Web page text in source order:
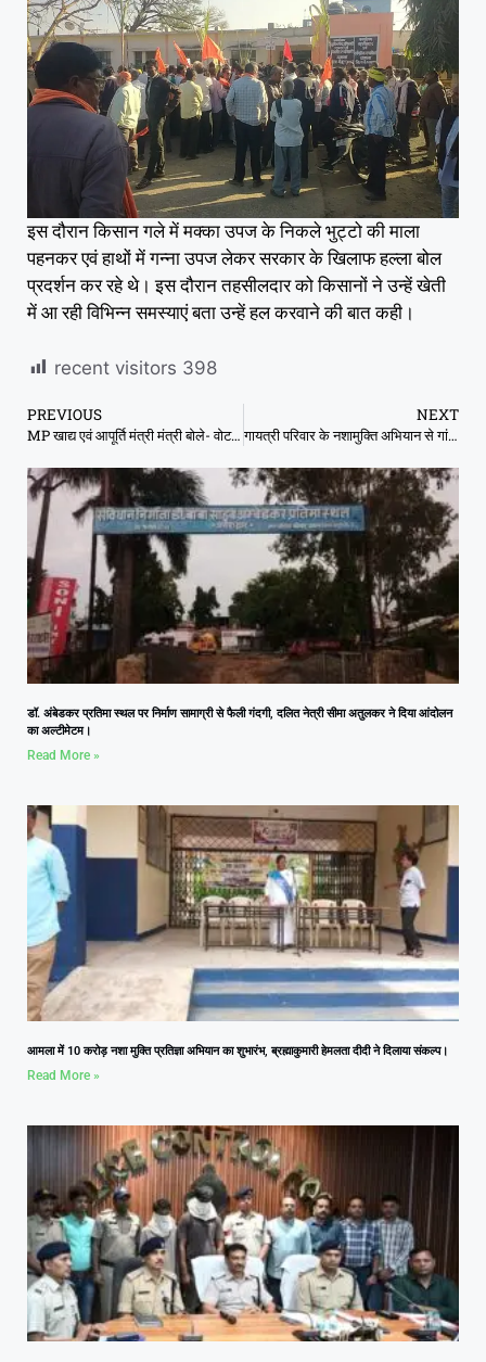
इस दौरान किसान गले में मक्का उपज के निकले भुट्टो की माला
पहनकर एवं हाथों में गन्ना उपज लेकर सरकार के खिलाफ हल्ला बोल
प्रदर्शन कर रहे थे। इस दौरान तहसीलदार को किसानों ने उन्हें खेती
में आ रही विभिन्न समस्याएं बता उन्हें हल करवाने की बात कही।
recent visitors 398
PREVIOUS
MP खाद्य एवं आपूर्ति मंत्री मंत्री बोले- वोटर लिस्ट में नाम नहीं तो राशन पानी होगा बंद, कांग्रेस बोली- चुनाव आयोग के अधिकारी बन गए क्या आप?
NEXT
गायत्री परिवार के नशामुक्ति अभियान से गांव में गृहक्‍लेश हुए खत्‍म बच्‍चों कि शिक्षा पर दे रहें है जोर- सरस्‍वती बेले सरपंच
डॉ. अंबेडकर प्रतिमा स्थल पर निर्माण सामाग्री से फैली गंदगी, दलित नेत्री सीमा अतुलकर ने दिया आंदोलन
का अल्टीमेटम।
Read More »
आमला में 10 करोड़ नशा मुक्ति प्रतिज्ञा अभियान का शुभारंभ, ब्रह्माकुमारी हेमलता दीदी ने दिलाया संकल्प।
Read More »